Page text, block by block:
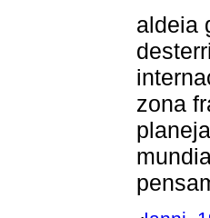
aldeia
zona